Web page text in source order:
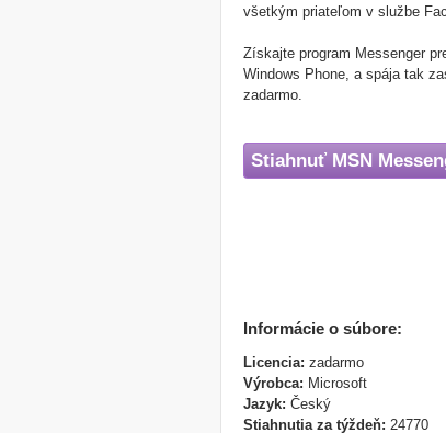
všetkým priateľom v službe
Získajte program Messenger
Windows Phone, a spája tak
zadarmo.
Stiahnuť MSN
Informácie o súbore:
Licencia: zadarmo
Výrobca: Microsoft
Jazyk: Český
Stiahnutia za týždeň: 24770